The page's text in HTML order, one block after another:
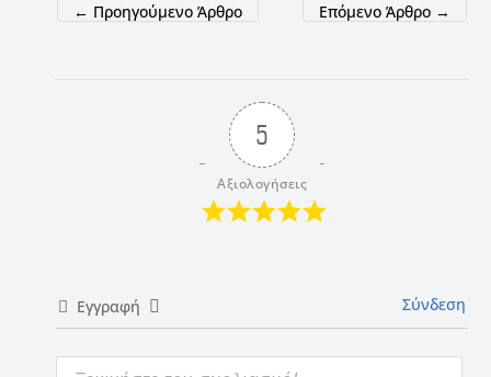
← Προηγούμενο Άρθρο Επόμενο Άρθρο →
5
Αξιολογήσεις
Εγγραφή Σύνδεση